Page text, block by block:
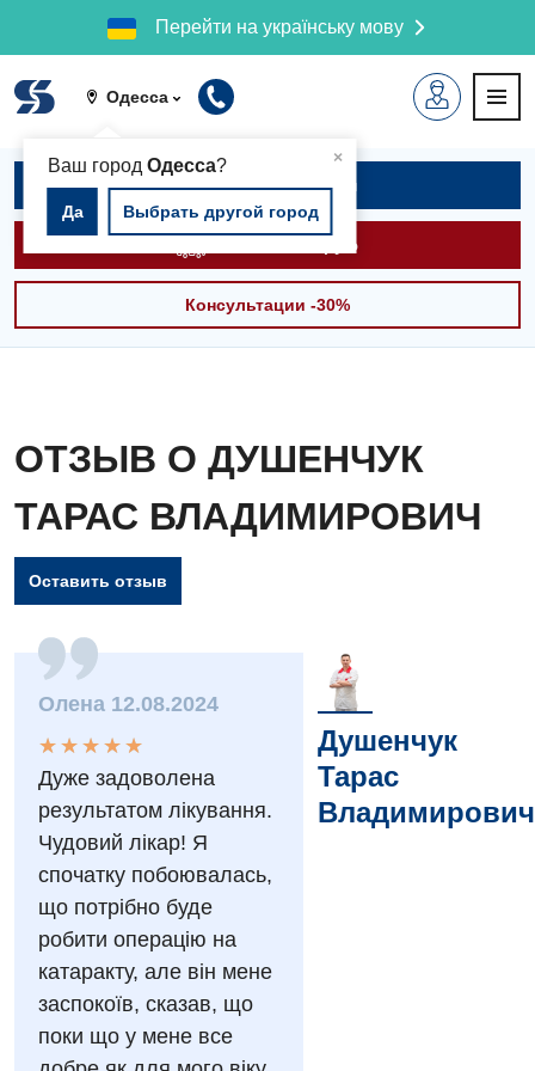
Перейти на українську мову
Одесса
×
Ваш город Одесса?
Да Выбрать другой город
Вакансии
Интернатура
Бесплатные операции
Энциклопедия
Программа лояльности
Видео
Ангиографические исследования
Диагностическое отделение
Компьютерная томография
Магнитно-резонансная томография
Маммография
Нейросонография
Рентгенография
Гинекологическое отделение
Диагностическое отделение
Дневной стационар
Онкологическое отделение
Отдел госпитализации
Отделение интенсивной терапии
Декларирование
Записаться на приём
Вызвать скорую
Консультации -30%
ОТЗЫВ О ДУШЕНЧУК
ТАРАС ВЛАДИМИРОВИЧ
Оставить отзыв
Олена 12.08.2024
★
★
★
★
★
★ ★ ★ ★ ★
Дуже задоволена
результатом лікування.
Чудовий лікар! Я
спочатку побоювалась,
що потрібно буде
робити операцію на
катаракту, але він мене
заспокоїв, сказав, що
поки що у мене все
Душенчук
Тарас
Владимирович